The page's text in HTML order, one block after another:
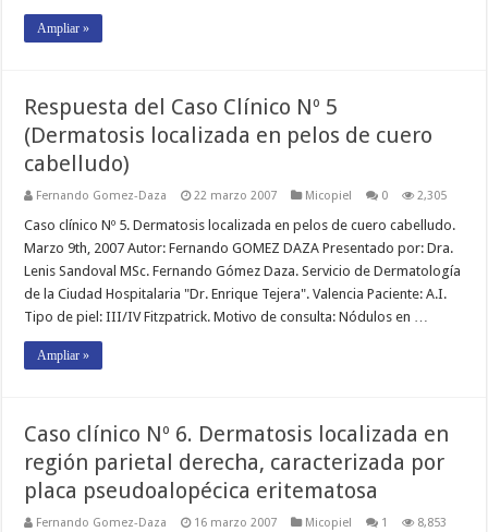
Ampliar »
Respuesta del Caso Clínico Nº 5
(Dermatosis localizada en pelos de cuero
cabelludo)
Fernando Gomez-Daza 22 marzo 2007 Micopiel 0 2,305
Caso clínico Nº 5. Dermatosis localizada en pelos de cuero cabelludo.
Marzo 9th, 2007 Autor: Fernando GOMEZ DAZA Presentado por: Dra.
Lenis Sandoval MSc. Fernando Gómez Daza. Servicio de Dermatología
de la Ciudad Hospitalaria "Dr. Enrique Tejera". Valencia Paciente: A.I.
Tipo de piel: III/IV Fitzpatrick. Motivo de consulta: Nódulos en …
Ampliar »
Caso clínico Nº 6. Dermatosis localizada en
región parietal derecha, caracterizada por
placa pseudoalopécica eritematosa
Fernando Gomez-Daza 16 marzo 2007 Micopiel 1 8,853